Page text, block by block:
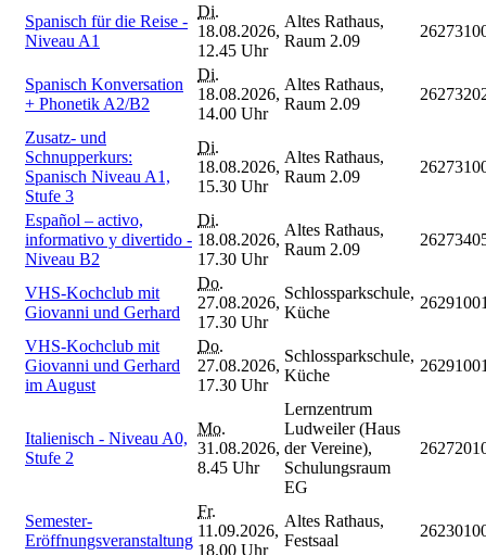
Spanisch für die Reise -
Niveau A1
Di.
18.08.2026,
12.45 Uhr
Altes Rathaus,
Raum 2.09
Spanisch Konversation
+ Phonetik A2/B2
Di.
18.08.2026,
14.00 Uhr
Altes Rathaus,
Raum 2.09
Zusatz- und
Schnupperkurs:
Spanisch Niveau A1,
Stufe 3
Di.
18.08.2026,
15.30 Uhr
Altes Rathaus,
Raum 2.09
Español – activo,
informativo y divertido -
Niveau B2
Di.
18.08.2026,
17.30 Uhr
Altes Rathaus,
Raum 2.09
VHS-Kochclub mit
Giovanni und Gerhard
Do.
27.08.2026,
17.30 Uhr
Schlossparkschule,
Küche
VHS-Kochclub mit
Giovanni und Gerhard
im August
Do.
27.08.2026,
17.30 Uhr
Schlossparkschule,
Küche
Italienisch - Niveau A0,
Stufe 2
Mo.
31.08.2026,
8.45 Uhr
Lernzentrum
Ludweiler (Haus
der Vereine),
Schulungsraum
EG
Semester-
Eröffnungsveranstaltung
Fr.
11.09.2026,
18.00 Uhr
Altes Rathaus,
Festsaal